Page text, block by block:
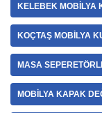
KELEBEK MOBILYA
KOÇTAŞ MOBILYA
MASA
MOBILYA KAPAK